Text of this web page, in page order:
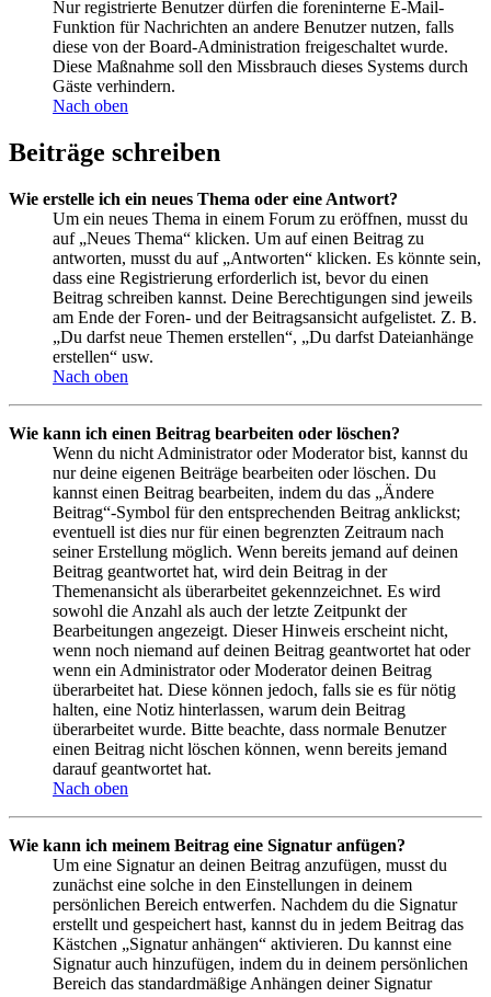
Nur registrierte Benutzer dürfen die foreninterne E-Mail-
Funktion für Nachrichten an andere Benutzer nutzen, falls
diese von der Board-Administration freigeschaltet wurde.
Diese Maßnahme soll den Missbrauch dieses Systems durch
Gäste verhindern.
Nach oben
Beiträge schreiben
Wie erstelle ich ein neues Thema oder eine Antwort?
Um ein neues Thema in einem Forum zu eröffnen, musst du
auf „Neues Thema“ klicken. Um auf einen Beitrag zu
antworten, musst du auf „Antworten“ klicken. Es könnte sein,
dass eine Registrierung erforderlich ist, bevor du einen
Beitrag schreiben kannst. Deine Berechtigungen sind jeweils
am Ende der Foren- und der Beitragsansicht aufgelistet. Z. B.
„Du darfst neue Themen erstellen“, „Du darfst Dateianhänge
erstellen“ usw.
Nach oben
Wie kann ich einen Beitrag bearbeiten oder löschen?
Wenn du nicht Administrator oder Moderator bist, kannst du
nur deine eigenen Beiträge bearbeiten oder löschen. Du
kannst einen Beitrag bearbeiten, indem du das „Ändere
Beitrag“-Symbol für den entsprechenden Beitrag anklickst;
eventuell ist dies nur für einen begrenzten Zeitraum nach
seiner Erstellung möglich. Wenn bereits jemand auf deinen
Beitrag geantwortet hat, wird dein Beitrag in der
Themenansicht als überarbeitet gekennzeichnet. Es wird
sowohl die Anzahl als auch der letzte Zeitpunkt der
Bearbeitungen angezeigt. Dieser Hinweis erscheint nicht,
wenn noch niemand auf deinen Beitrag geantwortet hat oder
wenn ein Administrator oder Moderator deinen Beitrag
überarbeitet hat. Diese können jedoch, falls sie es für nötig
halten, eine Notiz hinterlassen, warum dein Beitrag
überarbeitet wurde. Bitte beachte, dass normale Benutzer
einen Beitrag nicht löschen können, wenn bereits jemand
darauf geantwortet hat.
Nach oben
Wie kann ich meinem Beitrag eine Signatur anfügen?
Um eine Signatur an deinen Beitrag anzufügen, musst du
zunächst eine solche in den Einstellungen in deinem
persönlichen Bereich entwerfen. Nachdem du die Signatur
erstellt und gespeichert hast, kannst du in jedem Beitrag das
Kästchen „Signatur anhängen“ aktivieren. Du kannst eine
Signatur auch hinzufügen, indem du in deinem persönlichen
Bereich das standardmäßige Anhängen deiner Signatur